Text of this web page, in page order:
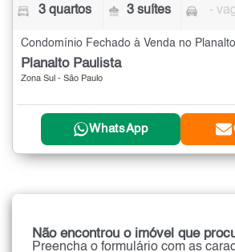
3 quartos 3 suítes -
Planalto Paulista
Zona Sul - São Paulo
WhatsApp
Não encontrou o imóvel que
Preencha o formulário com as